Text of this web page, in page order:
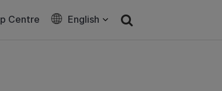
Centre English